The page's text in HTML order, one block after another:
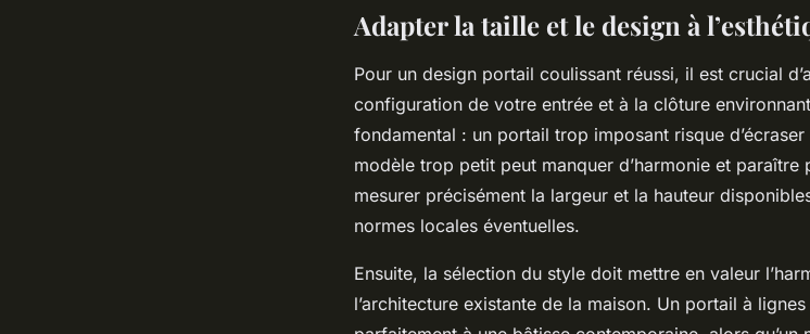
Adapter la taille et le design à
Pour un design portail coulissant réussi, il est crucial
configuration de votre entrée et à la clôture
fondamental : un portail trop imposant risque
modèle trop petit peut manquer d’harmonie et
mesurer précisément la largeur et la hauteur
normes locales éventuelles.
Ensuite, la sélection du style doit mettre en valeur
l’architecture existante de la maison. Un portail à